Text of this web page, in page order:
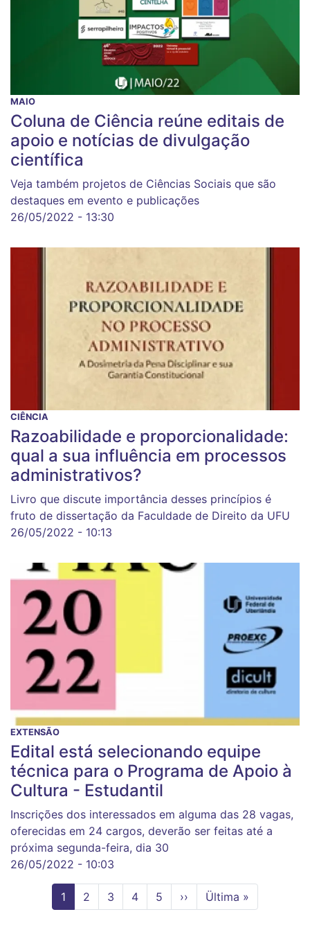
MAIO
Coluna de Ciência reúne editais de
apoio e notícias de divulgação
científica
Veja também projetos de Ciências Sociais que são
destaques em evento e publicações
26/05/2022 - 13:30
CIÊNCIA
Razoabilidade e proporcionalidade:
qual a sua influência em processos
administrativos?
Livro que discute importância desses princípios é
fruto de dissertação da Faculdade de Direito da UFU
26/05/2022 - 10:13
EXTENSÃO
Edital está selecionando equipe
técnica para o Programa de Apoio à
Cultura - Estudantil
Inscrições dos interessados em alguma das 28 vagas,
oferecidas em 24 cargos, deverão ser feitas até a
próxima segunda-feira, dia 30
26/05/2022 - 10:03
Página
atual
1 Page
2 Page
3 Page
4 Page
5
Próxima
página
››
Última
página
Ültima »